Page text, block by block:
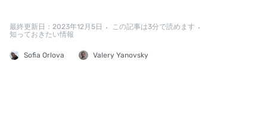
最終更新日：2023年12月5日
この記事は3分で読めます
知っておきたい情報
Sofia Orlova Valery Yanovsky